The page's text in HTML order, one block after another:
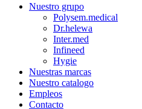
Nuestro grupo
Polysem.medical
Dr.helewa
Inter.med
Infineed
Hygie
Nuestras marcas
Nuestro catalogo
Empleos
Contacto